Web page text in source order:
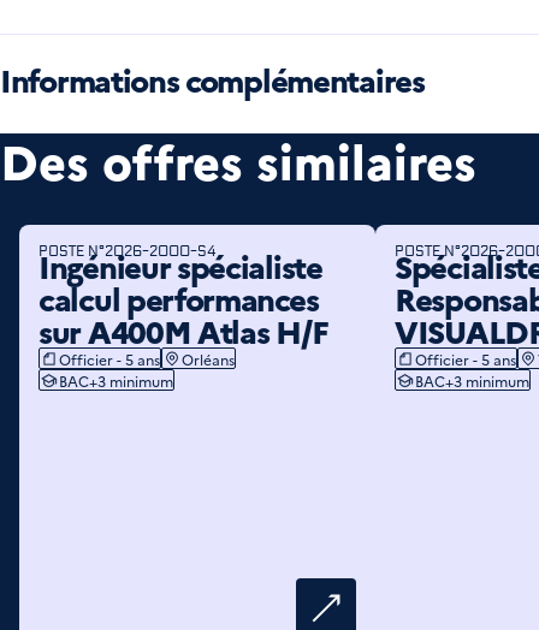
Informations complémentaires
Des offres similaires
Ingénieur spécialiste
calcul performances
sur A400M Atlas H/F
POSTE N°2026-2000-S4
app.job.tags.role:
Officier - 5 ansapp.job.tags.location:
Orléans
app.job.tags.level_study:
BAC+3 minimum
POSTE N°2026-
app.job.tags.role:
Officier - 5 ans
BAC+3 minimum